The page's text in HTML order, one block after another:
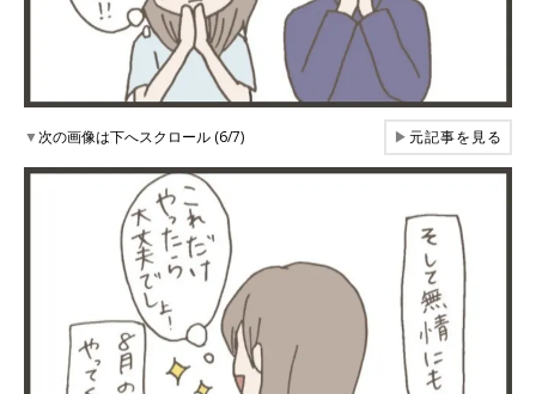
▼次の画像は下へスクロール (6/7) ▶元記事を見る